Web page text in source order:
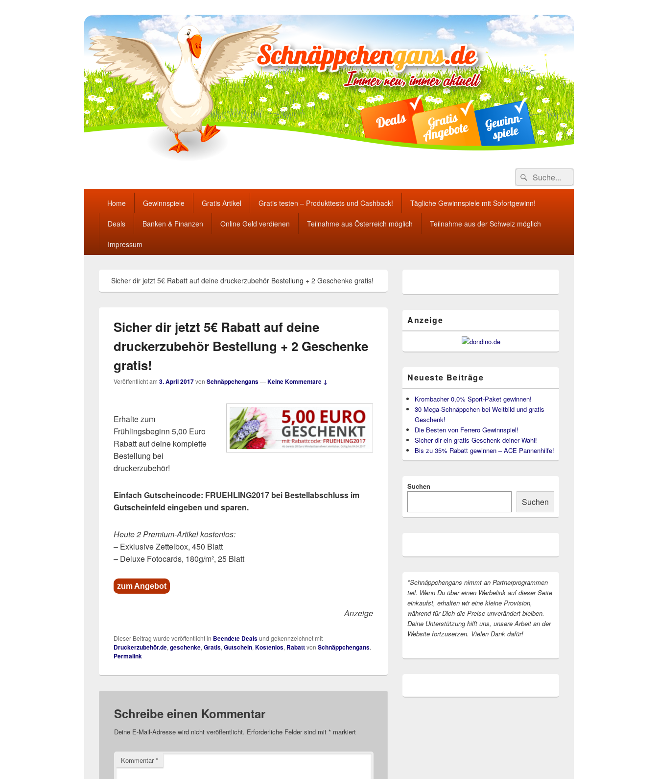
Täglich die besten Gewinnspiele und Angebote
Search
for:
Suche
Home Gewinnspiele Gratis Artikel Gratis testen – Produkttests und Cashback! Tägliche Gewinnspiele mit Sofortgewinn!
Deals Banken & Finanzen Online Geld verdienen Teilnahme aus Österreich möglich Teilnahme aus der Schweiz möglich
Impressum
Sicher dir jetzt 5€ Rabatt auf deine druckerzubehör Bestellung + 2 Geschenke gratis!
Sicher dir jetzt 5€ Rabatt auf deine
druckerzubehör Bestellung + 2 Geschenke
gratis!
Veröffentlicht am 3. April 2017von Schnäppchengans—Keine Kommentare ↓
Erhalte zum
Frühlingsbeginn 5,00 Euro
Rabatt auf deine komplette
Bestellung bei
druckerzubehör!
Einfach Gutscheincode: FRUEHLING2017 bei Bestellabschluss im
Gutscheinfeld eingeben und sparen.
Heute 2 Premium-Artikel kostenlos:
– Exklusive Zettelbox, 450 Blatt
– Deluxe Fotocards, 180g/m², 25 Blatt
zum Angebot
Anzeige
Dieser Beitrag wurde veröffentlicht in Beendete Dealsund gekennzeichnet mit
Druckerzubehör.de, geschenke, Gratis, Gutschein, Kostenlos, Rabattvon Schnäppchengans.
Permalink
Schreibe einen Kommentar
Deine E-Mail-Adresse wird nicht veröffentlicht. Erforderliche Felder sind mit * markiert
Kommentar*
Widget-
Anzeige
Neueste Beiträge
Krombacher 0,0% Sport-Paket gewinnen!
30 Mega-Schnäppchen bei Weltbild und gratis
Geschenk!
Die Besten von Ferrero Gewinnspiel!
Sicher dir ein gratis Geschenk deiner Wahl!
Bis zu 35% Rabatt gewinnen – ACE Pannenhilfe!
Suchen
Suchen
*Schnäppchengans nimmt an Partnerprogrammen
teil. Wenn Du über einen Werbelink auf dieser Seite
einkaufst, erhalten wir eine kleine Provision,
während für Dich die Preise unverändert bleiben.
Deine Unterstützung hilft uns, unsere Arbeit an der
Website fortzusetzen. Vielen Dank dafür!